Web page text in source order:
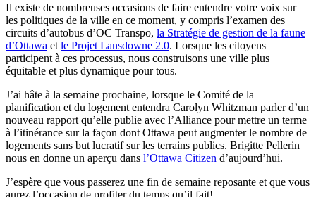
Il existe de nombreuses occasions de faire entendre votre voix sur
les politiques de la ville en ce moment, y compris l’examen des
circuits d’autobus d’OC Transpo, la Stratégie de gestion de la faune
d’Ottawa et le Projet Lansdowne 2.0. Lorsque les citoyens
participent à ces processus, nous construisons une ville plus
équitable et plus dynamique pour tous.
J’ai hâte à la semaine prochaine, lorsque le Comité de la
planification et du logement entendra Carolyn Whitzman parler d’un
nouveau rapport qu’elle publie avec l’Alliance pour mettre un terme
à l’itinérance sur la façon dont Ottawa peut augmenter le nombre de
logements sans but lucratif sur les terrains publics. Brigitte Pellerin
nous en donne un aperçu dans l’Ottawa Citizen d’aujourd’hui.
J’espère que vous passerez une fin de semaine reposante et que vous
aurez l’occasion de profiter du temps qu’il fait!